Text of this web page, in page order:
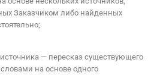
Заказчиком либо найденных
— пересказ существующего
на основе одного